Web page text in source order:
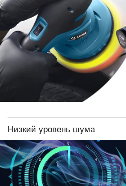
Низкий уровень шума